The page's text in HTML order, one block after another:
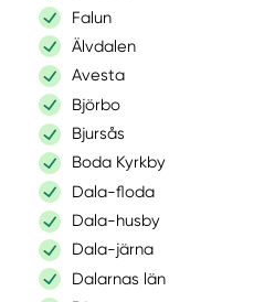
Falun
Älvdalen
Avesta
Björbo
Bjursås
Boda Kyrkby
Dala-floda
Dala-husby
Dala-järna
Dalarnas län